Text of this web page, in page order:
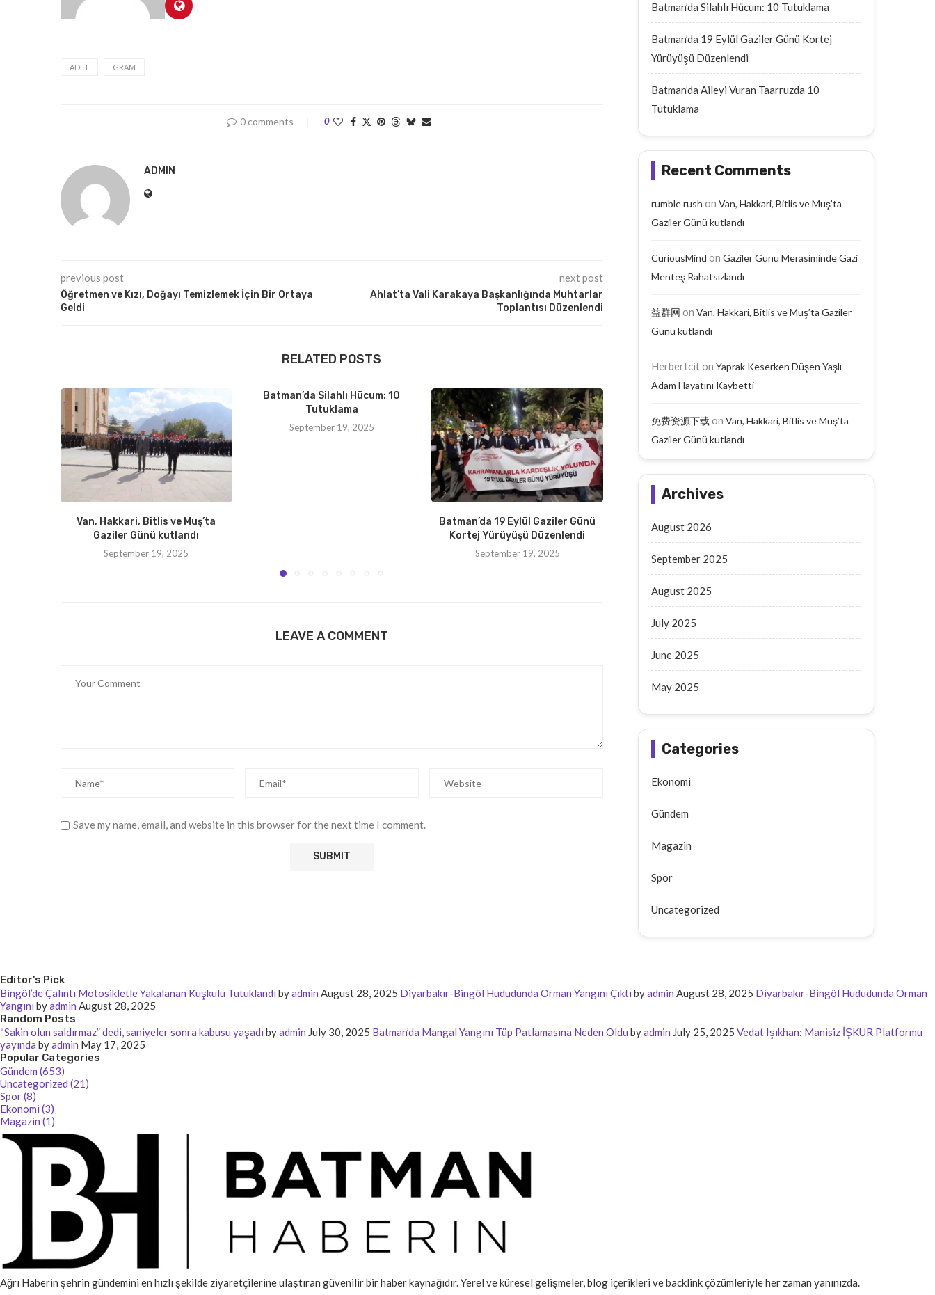
ADET GRAM
0 comments 0
ADMIN
previous post
Öğretmen ve Kızı, Doğayı Temizlemek İçin Bir Ortaya
Geldi
next post
Ahlat’ta Vali Karakaya Başkanlığında Muhtarlar
Toplantısı Düzenlendi
RELATED POSTS
Van, Hakkari, Bitlis ve Muş’ta
Gaziler Günü kutlandı
September 19, 2025
Batman’da Silahlı Hücum: 10
Tutuklama
September 19, 2025
Batman’da 19 Eylül Gaziler Günü
Kortej Yürüyüşü Düzenlendi
September 19, 2025
September 19, 2025 September 19, 2025
LEAVE A COMMENT
Save my name, email, and website in this browser for the next time I comment.
Batman’da Silahlı Hücum: 10 Tutuklama
Batman’da 19 Eylül Gaziler Günü Kortej
Yürüyüşü Düzenlendi
Batman’da Aileyi Vuran Taarruzda 10
Tutuklama
Recent Comments
rumble rush on Van, Hakkari, Bitlis ve Muş’ta
Gaziler Günü kutlandı
CuriousMind on Gaziler Günü Merasiminde Gazi
Menteş Rahatsızlandı
益群网 on Van, Hakkari, Bitlis ve Muş’ta Gaziler
Günü kutlandı
Herbertciton Yaprak Keserken Düşen Yaşlı
Adam Hayatını Kaybetti
免费资源下载 on Van, Hakkari, Bitlis ve Muş’ta
Gaziler Günü kutlandı
Archives
August 2026
September 2025
August 2025
July 2025
June 2025
May 2025
Categories
Ekonomi
Gündem
Magazin
Spor
Uncategorized
Editor's Pick
Bingöl’de Çalıntı Motosikletle Yakalanan Kuşkulu Tutuklandı byadmin August 28, 2025 Diyarbakır-Bingöl Hududunda Orman Yangını Çıktı byadmin August 28, 2025 Diyarbakır-Bingöl Hududunda Orman
Yangını byadmin August 28, 2025
Random Posts
“Sakin olun saldırmaz” dedi, saniyeler sonra kabusu yaşadı byadmin July 30, 2025 Batman’da Mangal Yangını Tüp Patlamasına Neden Oldu byadmin July 25, 2025 Vedat Işıkhan: Manisiz İŞKUR Platformu
yayında byadmin May 17, 2025
Popular Categories
Gündem (653)
Uncategorized (21)
Spor (8)
Ekonomi (3)
Magazin (1)
Ağrı Haberin şehrin gündemini en hızlı şekilde ziyaretçilerine ulaştıran güvenilir bir haber kaynağıdır. Yerel ve küresel gelişmeler, blog içerikleri ve backlink çözümleriyle her zaman yanınızda.